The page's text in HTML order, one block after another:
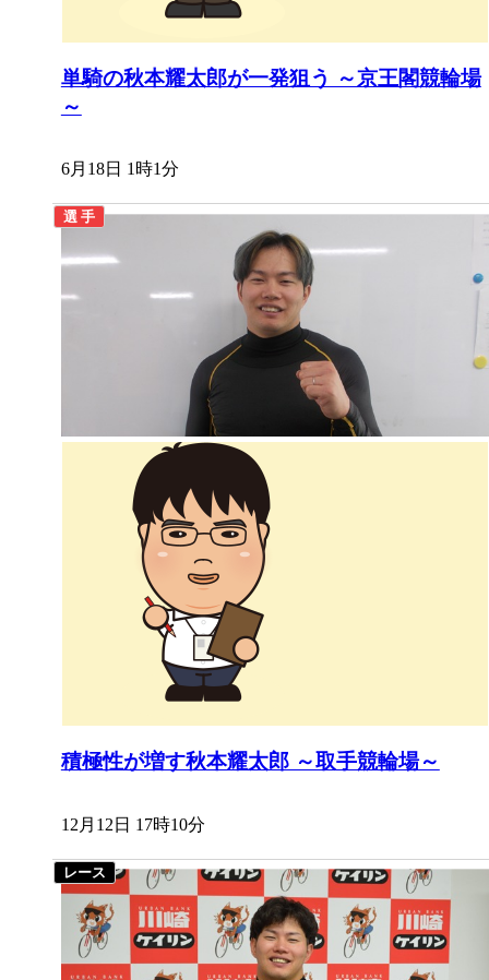
単騎の秋本耀太郎が一発狙う ～京王閣競輪場
～
6月18日 1時1分
積極性が増す秋本耀太郎 ～取手競輪場～
12月12日 17時10分